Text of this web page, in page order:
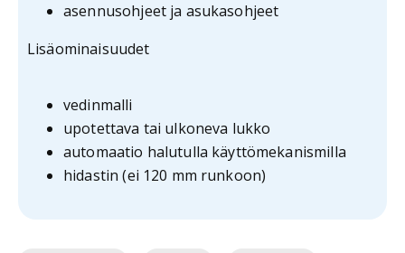
asennusohjeet ja asukasohjeet
Lisäominaisuudet
vedinmalli
upotettava tai ulkoneva lukko
automaatio halutulla käyttömekanismilla
hidastin (ei 120 mm runkoon)